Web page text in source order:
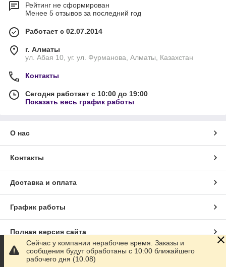
Рейтинг не сформирован
Менее 5 отзывов за последний год
Работает с 02.07.2014
г. Алматы
ул. Абая 10, уг. ул. Фурманова, Алматы, Казахстан
Контакты
Сегодня работает с 10:00 до 19:00
Показать весь график работы
О нас
Контакты
Доставка и оплата
График работы
Полная версия сайта
Сайт создан на маркетплейсе
Сейчас у компании нерабочее время. Заказы и
сообщения будут обработаны с 10:00 ближайшего
рабочего дня (10.08)